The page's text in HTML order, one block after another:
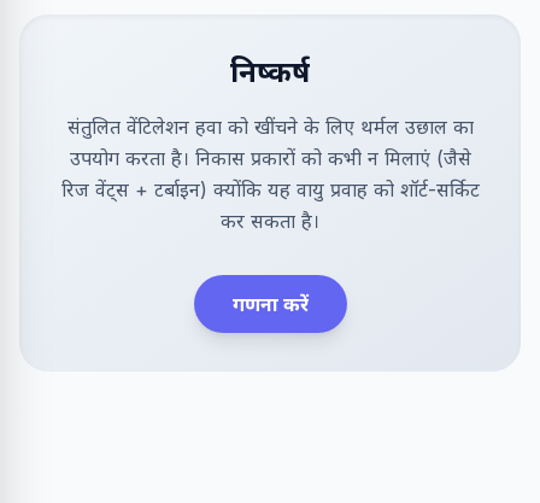
निष्कर्ष
संतुलित वेंटिलेशन हवा को खींचने के लिए थर्मल उछाल का
उपयोग करता है। निकास प्रकारों को कभी न मिलाएं (जैसे
रिज वेंट्स + टर्बाइन) क्योंकि यह वायु प्रवाह को शॉर्ट-सर्किट
कर सकता है।
गणना करें